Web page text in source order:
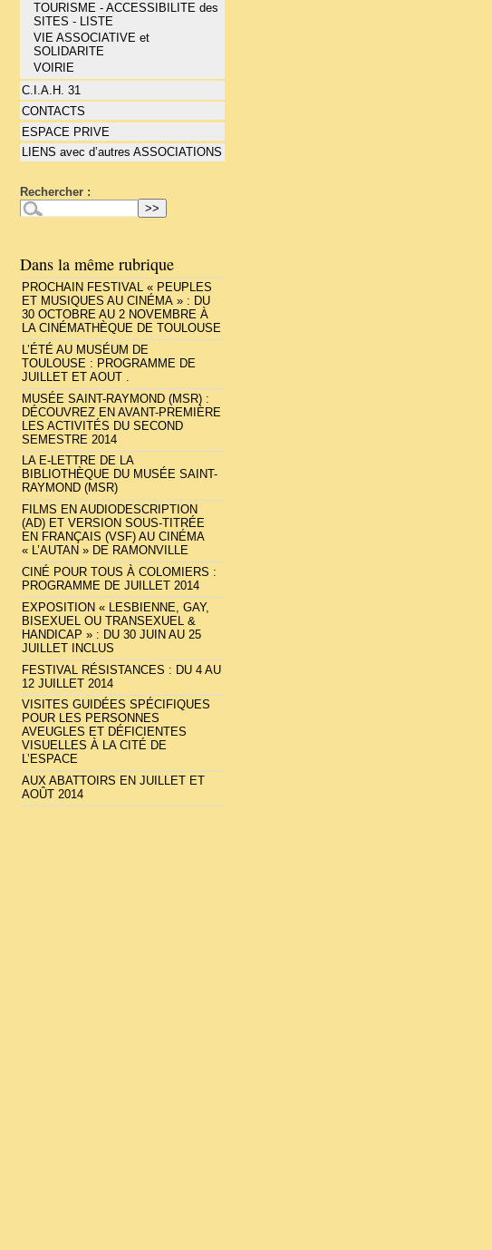
TOURISME - ACCESSIBILITE des
SITES - LISTE
VIE ASSOCIATIVE et
SOLIDARITE
VOIRIE
C.I.A.H. 31
CONTACTS
ESPACE PRIVE
LIENS avec d’autres ASSOCIATIONS
Rechercher :
Dans la même rubrique
PROCHAIN FESTIVAL « PEUPLES
ET MUSIQUES AU CINÉMA » : DU
30 OCTOBRE AU 2 NOVEMBRE À
LA CINÉMATHÈQUE DE TOULOUSE
L’ÉTÉ AU MUSÉUM DE
TOULOUSE : PROGRAMME DE
JUILLET ET AOUT .
MUSÉE SAINT-RAYMOND (MSR) :
DÉCOUVREZ EN AVANT-PREMIÈRE
LES ACTIVITÉS DU SECOND
SEMESTRE 2014
LA E-LETTRE DE LA
BIBLIOTHÈQUE DU MUSÉE SAINT-
RAYMOND (MSR)
FILMS EN AUDIODESCRIPTION
(AD) ET VERSION SOUS-TITRÉE
EN FRANÇAIS (VSF) AU CINÉMA
« L’AUTAN » DE RAMONVILLE
CINÉ POUR TOUS À COLOMIERS :
PROGRAMME DE JUILLET 2014
EXPOSITION « LESBIENNE, GAY,
BISEXUEL OU TRANSEXUEL &
HANDICAP » : DU 30 JUIN AU 25
JUILLET INCLUS
FESTIVAL RÉSISTANCES : DU 4 AU
12 JUILLET 2014
VISITES GUIDÉES SPÉCIFIQUES
POUR LES PERSONNES
AVEUGLES ET DÉFICIENTES
VISUELLES À LA CITÉ DE
L’ESPACE
AUX ABATTOIRS EN JUILLET ET
AOÛT 2014